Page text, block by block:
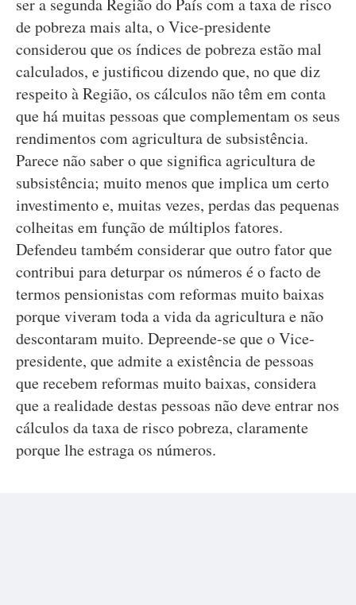
ser a segunda Região do País com a taxa de risco
de pobreza mais alta, o Vice-presidente
considerou que os índices de pobreza estão mal
calculados, e justificou dizendo que, no que diz
respeito à Região, os cálculos não têm em conta
que há muitas pessoas que complementam os seus
rendimentos com agricultura de subsistência.
Parece não saber o que significa agricultura de
subsistência; muito menos que implica um certo
investimento e, muitas vezes, perdas das pequenas
colheitas em função de múltiplos fatores.
Defendeu também considerar que outro fator que
contribui para deturpar os números é o facto de
termos pensionistas com reformas muito baixas
porque viveram toda a vida da agricultura e não
descontaram muito. Depreende-se que o Vice-
presidente, que admite a existência de pessoas
que recebem reformas muito baixas, considera
que a realidade destas pessoas não deve entrar nos
cálculos da taxa de risco pobreza, claramente
porque lhe estraga os números.